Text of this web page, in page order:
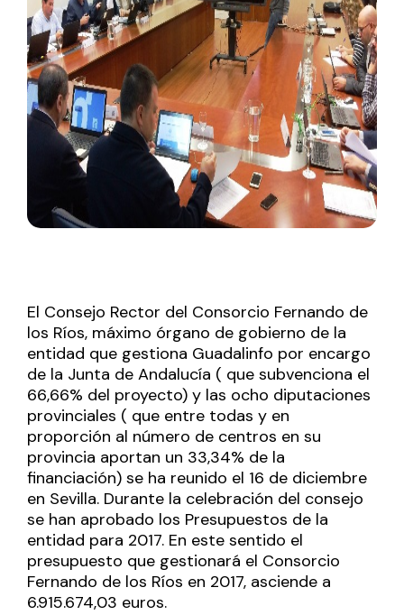
El Consejo Rector del Consorcio Fernando de
los Ríos, máximo órgano de gobierno de la
entidad que gestiona Guadalinfo por encargo
de la Junta de Andalucía ( que subvenciona el
66,66% del proyecto) y las ocho diputaciones
provinciales ( que entre todas y en
proporción al número de centros en su
provincia aportan un 33,34% de la
financiación) se ha reunido el 16 de diciembre
en Sevilla. Durante la celebración del consejo
se han aprobado los Presupuestos de la
entidad para 2017. En este sentido el
presupuesto que gestionará el Consorcio
Fernando de los Ríos en 2017, asciende a
6.915.674,03 euros.